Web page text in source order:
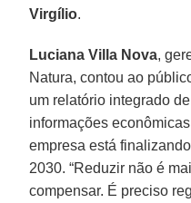
Virgílio.
Luciana Villa Nova,
Natura, contou ao
um relatório integrado
informações
empresa está
2030. “Reduzir não é
compensar. É preciso